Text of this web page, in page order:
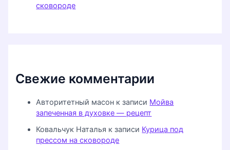
сковороде
Свежие комментарии
Авторитетный масон к записи Мойва
запеченная в духовке — рецепт
Ковальчук Наталья к записи Курица под
прессом на сковороде